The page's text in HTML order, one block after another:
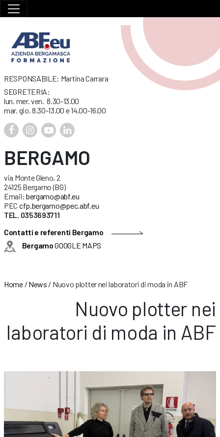
RESPONSABILE: Martina Carrara
SEGRETERIA:
lun. mer. ven. 8.30-13.00
mar. gio. 8.30-13.00 e 14.00-16.00
BERGAMO
via Monte Gleno, 2
24125 Bergamo (BG)
Email: bergamo@abf.eu
PEC cfp.bergamo@pec.abf.eu
TEL. 0353693711
Contatti e referenti Bergamo
BergamoGOOGLE MAPS
Home/ News / Nuovo plotter nei laboratori di moda in ABF
Nuovo plotter nei
laboratori di moda in ABF